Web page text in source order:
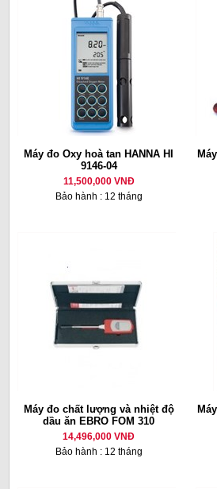
Máy đo Oxy hoà tan HANNA HI
9146-04
11,500,000 VNĐ
Bảo hành : 12 tháng
Máy đo chất lượng và nhiệt độ
dầu ăn EBRO FOM 310
14,496,000 VNĐ
Bảo hành : 12 tháng